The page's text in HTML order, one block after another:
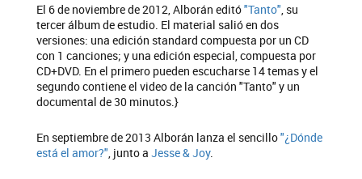
El 6 de noviembre de 2012, Alborán editó"Tanto" , su
tercer álbum de estudio. El material salió en dos
versiones: una edición standard compuesta por un CD
con 1 canciones; y una edición especial, compuesta por
CD+DVD. En el primero pueden escucharse 14 temas y el
segundo contiene el video de la canción "Tanto" y un
documental de 30 minutos.}
En septiembre de 2013 Alborán lanza el sencillo"¿Dónde
está el amor?" , junto a Jesse & Joy.